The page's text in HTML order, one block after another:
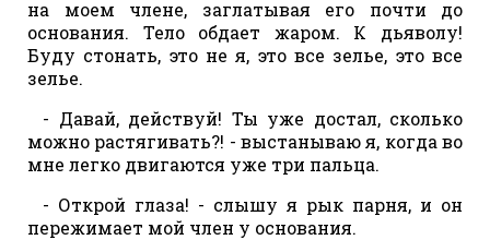
на моем члене, заглатывая его почти до
основания. Тело обдает жаром. К дьяволу!
Буду стонать, это не я, это все зелье, это все
зелье.
- Давай, действуй! Ты уже достал, сколько
можно растягивать?! - выстанываю я, когда во
мне легко двигаются уже три пальца.
- Открой глаза! - слышу я рык парня, и он
пережимает мой член у основания.